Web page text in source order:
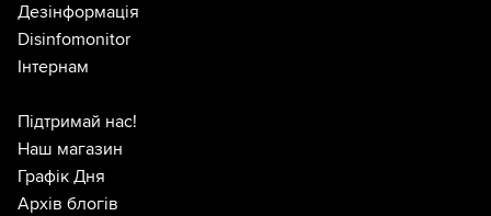
Дезінформація
Disinfomonitor
Інтернам
Підтримай нас!
Наш магазин
Графік Дня
Архів блогів